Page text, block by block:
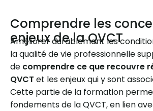
Comprendre les
enjeux de la QVCT
Améliorer durablement les
la qualité de vie professionnelle
de comprendre ce que recouvre
QVCT et les enjeux qui y sont
Cette partie de la formation
fondements de la QVCT, en lien